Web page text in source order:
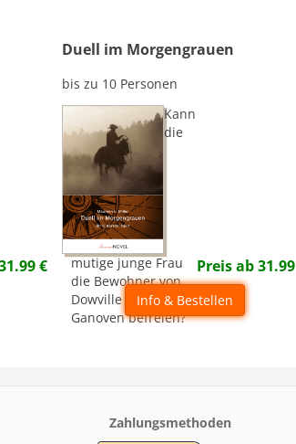
€
Duell im Morgengrauen
bis zu 10 Personen
Kann
die
mutige junge Frau
die Bewohner von
Dowville von den
Ganoven befreien?
Preis ab31.99
Info & Bestellen
Zahlungsmethoden